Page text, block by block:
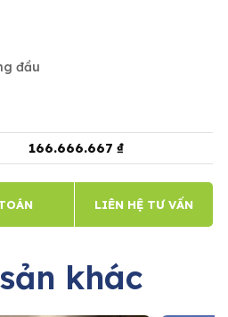
đầu
166.666.667 ₫
LIÊN HỆ TƯ VẤN
khác